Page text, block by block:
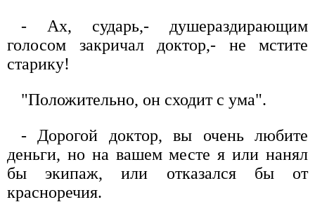
- Ах, сударь,- душераздирающим
голосом закричал доктор,- не мстите
старику!
"Положительно, он сходит с ума".
- Дорогой доктор, вы очень любите
деньги, но на вашем месте я или нанял
бы экипаж, или отказался бы от
красноречия.